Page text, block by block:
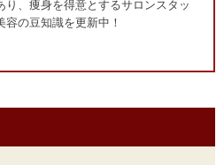
り、痩身を得意とするサロンスタッ
容の豆知識を更新中！